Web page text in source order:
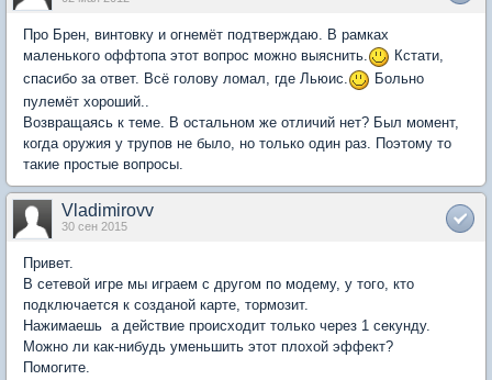
Про Брен, винтовку и огнемёт подтверждаю. В рамках
маленького оффтопа этот вопрос можно выяснить.
Кстати,
спасибо за ответ. Всё голову ломал, где Льюис.
Больно
пулемёт хороший..
Возвращаясь к теме. В остальном же отличий нет? Был момент,
когда оружия у трупов не было, но только один раз. Поэтому то
такие простые вопросы.
Vladimirovv
30 сен 2015
Привет.
В сетевой игре мы играем с другом по модему, у того, кто
подключается к созданой карте, тормозит.
Нажимаешь  а действие происходит только через 1 секунду.
Можно ли как-нибудь уменьшить этот плохой эффект?
Помогите.